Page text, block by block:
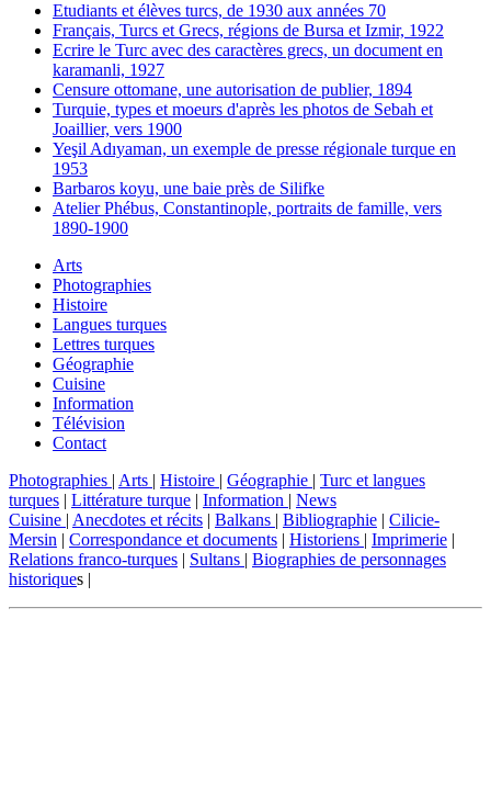
Etudiants et élèves turcs, de 1930 aux années 70
Français, Turcs et Grecs, régions de Bursa et Izmir, 1922
Ecrire le Turc avec des caractères grecs, un document en
karamanli, 1927
Censure ottomane, une autorisation de publier, 1894
Turquie, types et moeurs d'après les photos de Sebah et
Joaillier, vers 1900
Yeşil Adıyaman, un exemple de presse régionale turque en
1953
Barbaros koyu, une baie près de Silifke
Atelier Phébus, Constantinople, portraits de famille, vers
1890-1900
Arts
Photographies
Histoire
Langues turques
Lettres turques
Géographie
Cuisine
Information
Télévision
Contact
Photographies | Arts | Histoire | Géographie | Turc et langues
turques | Littérature turque | Information | News
Cuisine | Anecdotes et récits | Balkans | Bibliographie | Cilicie-
Mersin | Correspondance et documents | Historiens | Imprimerie |
Relations franco-turques | Sultans | Biographies de personnages
historiques |